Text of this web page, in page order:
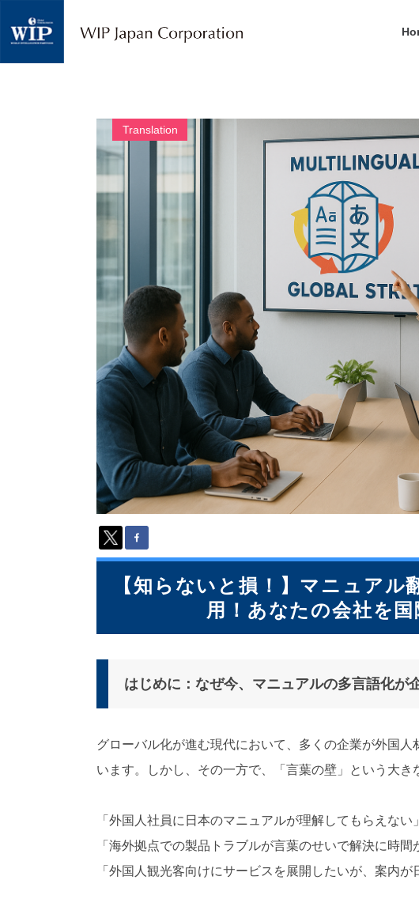
P
・
人
材
派
多
言
語
サ
ー
ビ
ス
3
言
語
・
カ
応
）
Translation
【知らないと損！】マニュアル
用！あなたの会社を
はじめに：なぜ今、マニュアルの多言語化が
グローバル化が進む現代において、多くの企業が外国
います。しかし、その一方で、「言葉の壁」という大き
「外国人社員に日本のマニュアルが理解してもらえない」
「海外拠点での製品トラブルが言葉のせいで解決に時間
「外国人観光客向けにサービスを展開したいが、案内が